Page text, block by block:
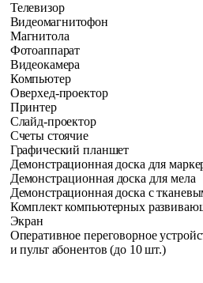
Телевизор
Видеомагнитофон
Магнитола
Фотоаппарат
Видеокамера
Компьютер
Оверхед-проектор
Принтер
Слайд-проектор
Счеты стоячие
Графический планшет
Демонстрационная доска для
Демонстрационная доска для мела
Демонстрационная доска с
Комплект компьютерных
Экран
Оперативное переговорное
и пульт абонентов (до 10 шт.)